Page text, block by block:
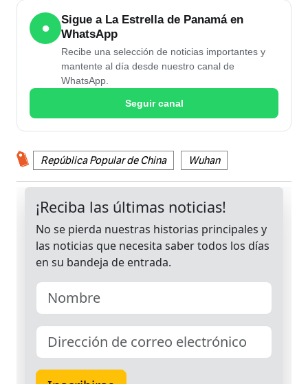
●
Sigue a La Estrella de Panamá en
WhatsApp
Recibe una selección de noticias importantes y
mantente al día desde nuestro canal de
WhatsApp.
Seguir canal
República Popular de China Wuhan